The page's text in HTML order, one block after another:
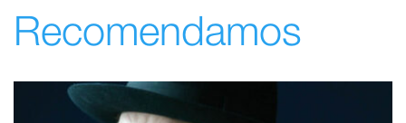
Recomendamos